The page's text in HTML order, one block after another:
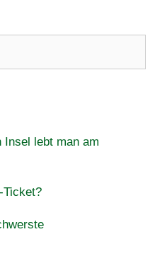
lebt man am
Ticket?